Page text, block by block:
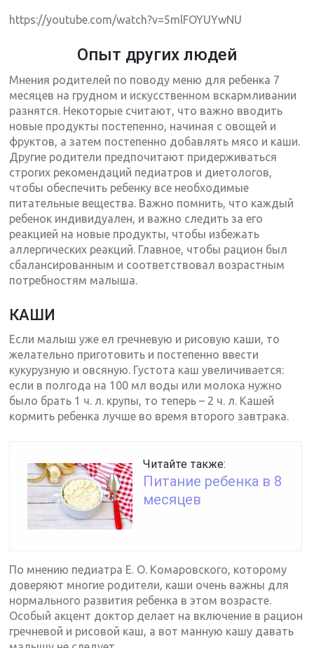
https://youtube.com/watch?v=5mlFOYUYwNU
Опыт других людей
Мнения родителей по поводу меню для ребенка 7
месяцев на грудном и искусственном вскармливании
разнятся. Некоторые считают, что важно вводить
новые продукты постепенно, начиная с овощей и
фруктов, а затем постепенно добавлять мясо и каши.
Другие родители предпочитают придерживаться
строгих рекомендаций педиатров и диетологов,
чтобы обеспечить ребенку все необходимые
питательные вещества. Важно помнить, что каждый
ребенок индивидуален, и важно следить за его
реакцией на новые продукты, чтобы избежать
аллергических реакций. Главное, чтобы рацион был
сбалансированным и соответствовал возрастным
потребностям малыша.
КАШИ
Если малыш уже ел гречневую и рисовую каши, то
желательно приготовить и постепенно ввести
кукурузную и овсяную. Густота каш увеличивается:
если в полгода на 100 мл воды или молока нужно
было брать 1 ч. л. крупы, то теперь – 2 ч. л. Кашей
кормить ребенка лучше во время второго завтрака.
Читайте также:
Питание ребенка в 8
месяцев
По мнению педиатра Е. О. Комаровского, которому
доверяют многие родители, каши очень важны для
нормального развития ребенка в этом возрасте.
Особый акцент доктор делает на включение в рацион
гречневой и рисовой каш, а вот манную кашу давать